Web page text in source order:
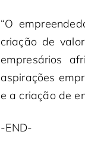
“O
criação de
empresários
aspirações
e a criação de
-END-